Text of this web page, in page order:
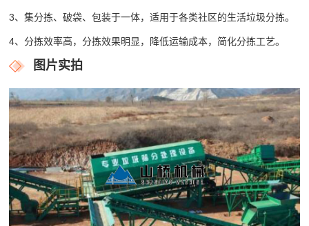
3、集分拣、破袋、包装于一体，适用于各类社区的生活垃圾分拣。
4、分拣效率高，分拣效果明显，降低运输成本，简化分拣工艺。
图片实拍